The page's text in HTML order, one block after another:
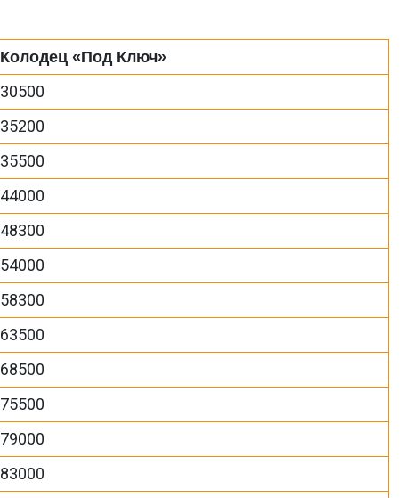
Колодец «Под Ключ»
30500
35200
35500
44000
48300
54000
58300
63500
68500
75500
79000
83000